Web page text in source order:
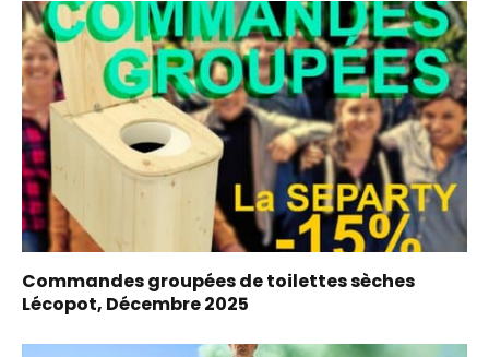
Commandes groupées de toilettes sèches
Lécopot, Décembre 2025